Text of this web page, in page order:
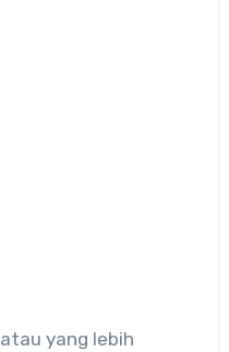
atau yang lebih